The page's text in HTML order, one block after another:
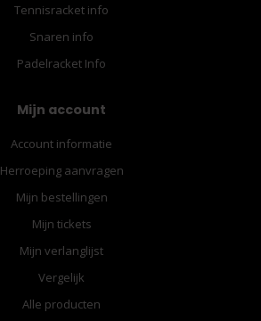
Tennisracket info
Snaren info
Padelracket Info
Mijn account
Account informatie
Herroeping aanvragen
Mijn bestellingen
Mijn tickets
Mijn verlanglijst
Vergelijk
Alle producten